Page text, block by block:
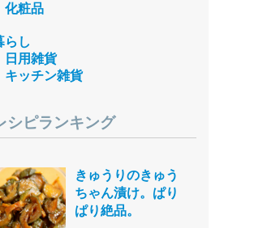
化粧品
らし
日用雑貨
キッチン雑貨
シピランキング
きゅうりのきゅう
ちゃん漬け。ぱり
ぱり絶品。